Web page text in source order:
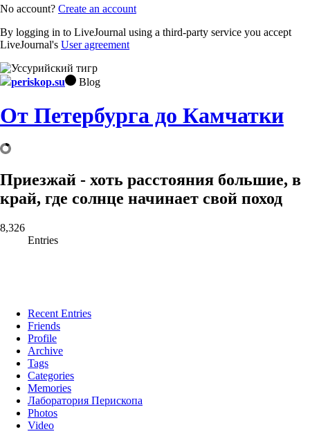
No account? Create an account
By logging in to LiveJournal using a third-party service you accept
LiveJournal's User agreement
periskop.su Blog
От Петербурга до Камчатки
Приезжай - хоть расстояния большие, в
край, где солнце начинает свой поход
8,326
Entries
Recent Entries
Friends
Profile
Archive
Tags
Categories
Memories
Лаборатория Перископа
Photos
Video